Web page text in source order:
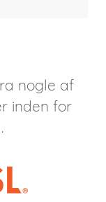
nogle af
inden for